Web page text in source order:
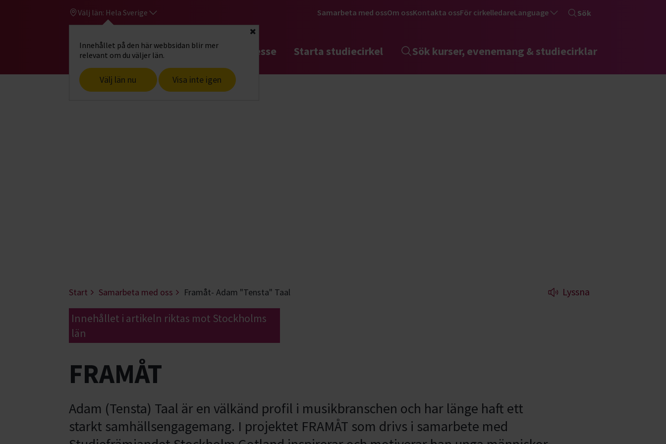
Välj län: Hela Sverige
Innehållet på den här webbsidan blir mer
relevant om du väljer län.
Välj län nu Visa inte igen
Stäng
Samarbeta med ossOm ossKontakta ossFör cirkelledareLanguage Sök
Gå till studiefrämjandets startsidaHitta intresse Starta studiecirkel Sök kurser, evenemang & studiecirklar
Start Samarbeta med oss Framåt- Adam "Tensta" Taal Lyssna
Innehållet i artikeln riktas mot Stockholms
län
FRAMÅT
Adam (Tensta) Taal är en välkänd profil i musikbranschen och har länge haft ett
starkt samhällsengagemang. I projektet FRAMÅT som drivs i samarbete med